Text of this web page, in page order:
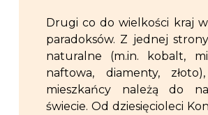
Drugi co do wielkości kraj
paradoksów. Z jednej
naturalne (m.in. kobalt,
naftowa, diamenty,
mieszkańcy należą do
świecie. Od dziesięcioleci